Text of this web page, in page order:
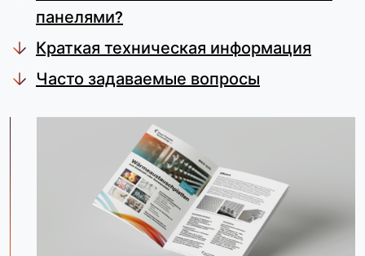
панелями?
Краткая техническая информация
Часто задаваемые вопросы
Используется для понимания того, как
используется сайт, а также для повышения
производительности и удобства использования.
Heat Transfer Technology
Purpose:
Статистика
Cookie duration: